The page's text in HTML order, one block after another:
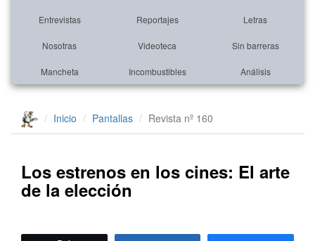
Entrevistas Reportajes Letras
Nosotras Videoteca Sin barreras
Mancheta Incombustibles Análisis
Inicio Pantallas Revista nº 160
Los estrenos en los cines: El arte
de la elección